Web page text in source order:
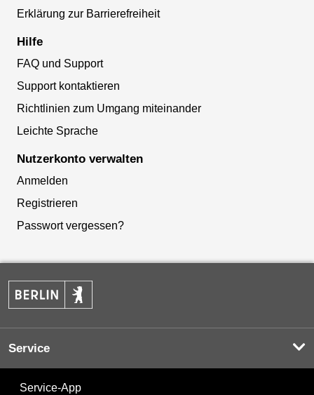
Erklärung zur Barrierefreiheit
Hilfe
FAQ und Support
Support kontaktieren
Richtlinien zum Umgang miteinander
Leichte Sprache
Nutzerkonto verwalten
Anmelden
Registrieren
Passwort vergessen?
Service
Service-App